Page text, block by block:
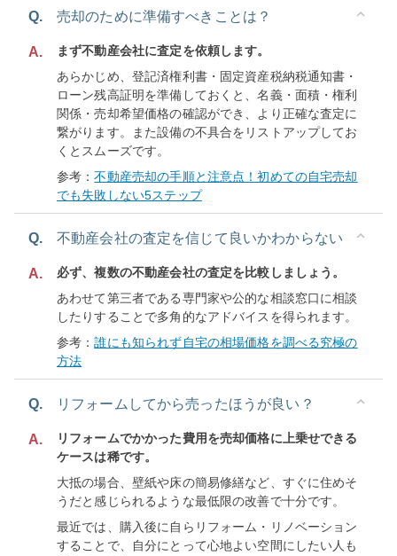
Q. 売却のために準備すべきことは？
A.
まず不動産会社に査定を依頼します。
あらかじめ、登記済権利書・固定資産税納税通知書・
ローン残高証明を準備しておくと、名義・面積・権利
関係・売却希望価格の確認ができ、より正確な査定に
繋がります。また設備の不具合をリストアップしてお
くとスムーズです。
参考：不動産売却の手順と注意点！初めての自宅売却
でも失敗しない5ステップ
Q. 不動産会社の査定を信じて良いかわからない
A.
必ず、複数の不動産会社の査定を比較しましょう。
あわせて第三者である専門家や公的な相談窓口に相談
したりすることで多角的なアドバイスを得られます。
参考：誰にも知られず自宅の相場価格を調べる究極の
方法
Q. リフォームしてから売ったほうが良い？
A.
リフォームでかかった費用を売却価格に上乗せできる
ケースは稀です。
大抵の場合、壁紙や床の簡易修繕など、すぐに住めそ
うだと感じられるような最低限の改善で十分です。
最近では、購入後に自らリフォーム・リノベーション
することで、自分にとって心地よい空間にしたい人も